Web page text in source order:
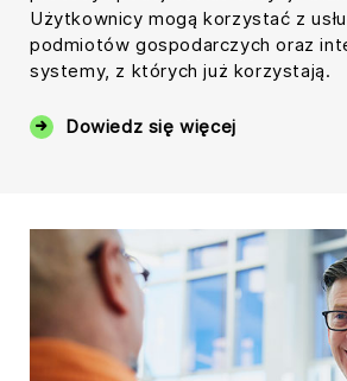
Użytkownicy mogą korzystać z
podmiotów gospodarczych oraz
systemy, z których już korzystają.
Dowiedz się więcej